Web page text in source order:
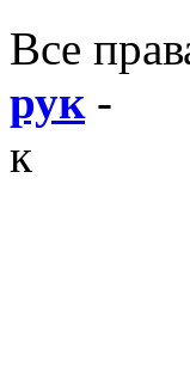
Все
рук-
к